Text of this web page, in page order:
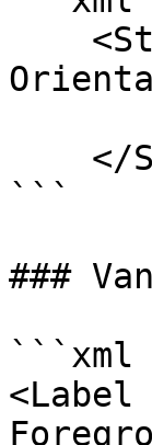
```
###
```xml
<Label